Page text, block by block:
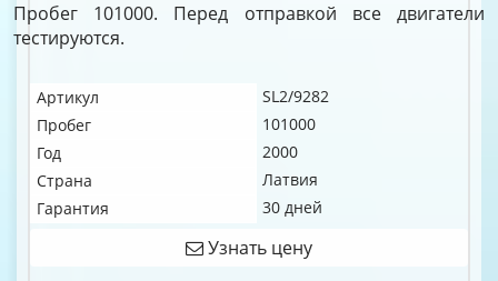
Пробег 101000. Перед отправкой все двигатели
тестируются.
Артикул
SL2/9282
Пробег
101000
Год
2000
Страна
Латвия
Гарантия
30 дней
Узнать цену